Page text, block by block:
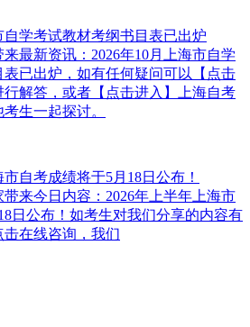
自学考试教材考纲书目表已出炉
最新资讯：2026年10月上海市自学
已出炉，如有任何疑问可以【点击
行解答，或者【点击进入】上海自考
生一起探讨。
自考成绩将于5月18日公布！
带来今日内容：2026年上半年上海市
日公布！如考生对我们分享的内容有
在线咨询，我们